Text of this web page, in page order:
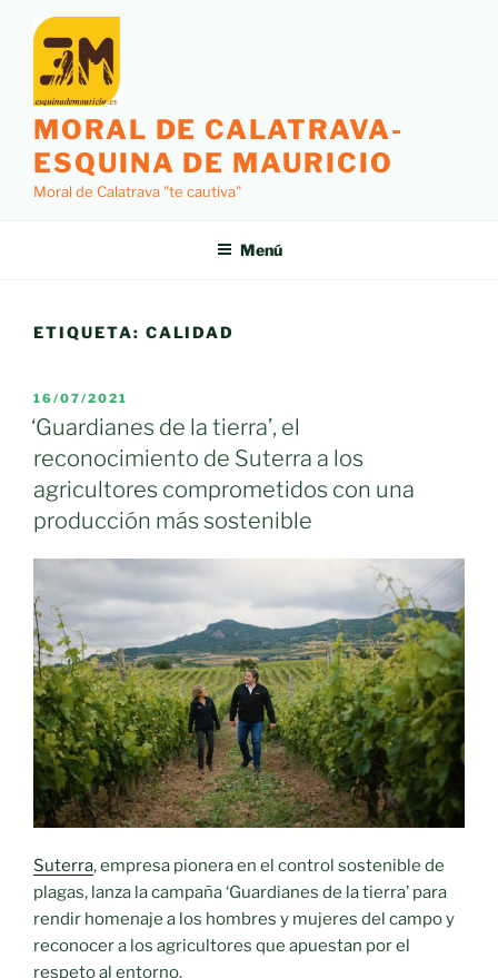
contenido
MORAL DE CALATRAVA-
ESQUINA DE MAURICIO
Moral de Calatrava "te cautiva"
Menú
ETIQUETA: CALIDAD
PUBLICADO
EL
16/07/2021
‘Guardianes de la tierra’, el
reconocimiento de Suterra a los
agricultores comprometidos con una
producción más sostenible
Suterra, empresa pionera en el control sostenible de
plagas, lanza la campaña ‘Guardianes de la tierra’ para
rendir homenaje a los hombres y mujeres del campo y
reconocer a los agricultores que apuestan por el
respeto al entorno.